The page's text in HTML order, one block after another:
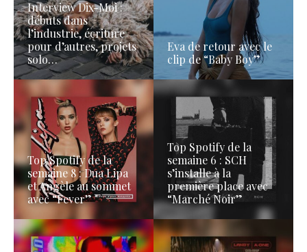
Interview Dix-Moi :
débuts dans
l’industrie, écriture
pour d’autres, projets
solo…
Eva de retour avec le
clip de “Baby Boy”
Top Spotify de la
semaine 8 : Dua Lipa
et Angèle au sommet
avec “Fever”
Top Spotify de la
semaine 6 : SCH
s’installe à la
première place avec
“Marché Noir”